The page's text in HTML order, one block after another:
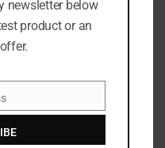
newsletter below
product or an